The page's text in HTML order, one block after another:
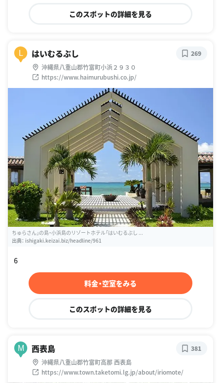
このスポットの詳細を見る
L はいむるぶし
沖縄県八重山郡竹富町小浜２９３０
https://www.haimurubushi.co.jp/
269
ちゅらさん」の島・小浜島のリゾートホテル「はいむるぶし ...
出典： ishigaki.keizai.biz/headline/961
6
料金・空室をみる
このスポットの詳細を見る
M 西表島
沖縄県八重山郡竹富町高那 西表島
https://www.town.taketomi.lg.jp/about/iriomote/
381